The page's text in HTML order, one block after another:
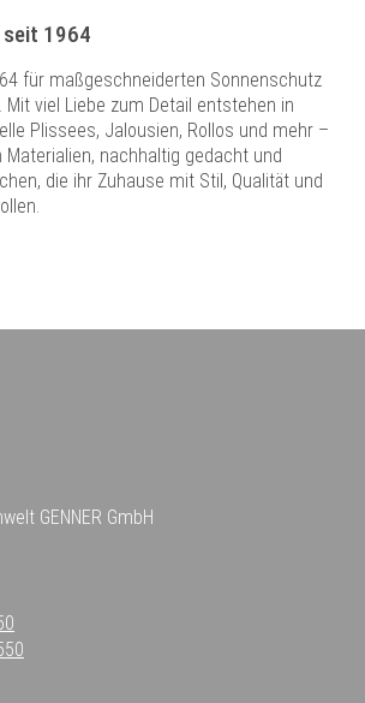
seit 1964
für maßgeschneiderten Sonnenschutz
Mit viel Liebe zum Detail entstehen in
Plissees, Jalousien, Rollos und mehr –
nachhaltig gedacht und
die ihr Zuhause mit Stil, Qualität und
GENNER GmbH